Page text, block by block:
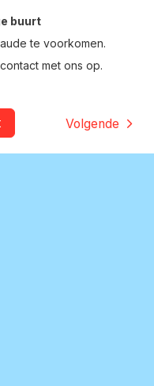
buurt
te voorkomen.
met ons op.
Volgende